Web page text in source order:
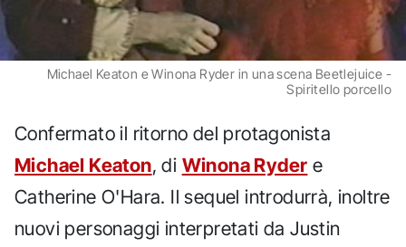
Michael Keaton e Winona Ryder in una scena Beetlejuice -
Spiritello porcello
Confermato il ritorno del protagonista
Michael Keaton, di Winona Ryder e
Catherine O'Hara. Il sequel introdurrà, inoltre
nuovi personaggi interpretati da Justin